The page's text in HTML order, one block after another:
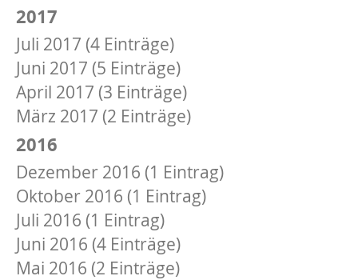
2017
Juli 2017 (4 Einträge)
Juni 2017 (5 Einträge)
April 2017 (3 Einträge)
März 2017 (2 Einträge)
2016
Dezember 2016 (1 Eintrag)
Oktober 2016 (1 Eintrag)
Juli 2016 (1 Eintrag)
Juni 2016 (4 Einträge)
Mai 2016 (2 Einträge)